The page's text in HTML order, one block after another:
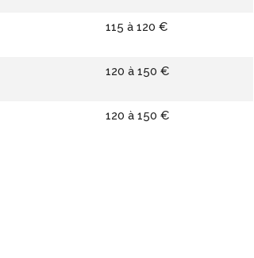
115 à 120 €
120 à 150 €
120 à 150 €